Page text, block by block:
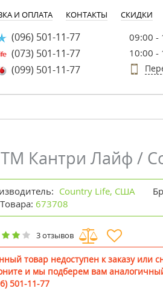
И ОПЛАТА КОНТАКТЫ СКИДКИ
(096) 501-11-77
(073) 501-11-77
(099) 501-11-77
09:00 -
10:00 -
Кантри Лайф /
Country Life, США
673708
3 отзывов
товар недоступен к заказу или
и мы подберем вам
501-11-77